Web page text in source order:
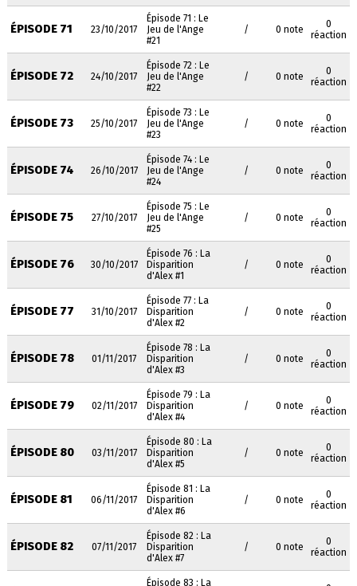
ÉPISODE 71 23/10/2017
Épisode 71 : Le
Jeu de l'Ange
#21
/ 0 note
0
réaction
ÉPISODE 72 24/10/2017
Épisode 72 : Le
Jeu de l'Ange
#22
/ 0 note
0
réaction
ÉPISODE 73 25/10/2017
Épisode 73 : Le
Jeu de l'Ange
#23
/ 0 note
0
réaction
ÉPISODE 74 26/10/2017
Épisode 74 : Le
Jeu de l'Ange
#24
/ 0 note
0
réaction
ÉPISODE 75 27/10/2017
Épisode 75 : Le
Jeu de l'Ange
#25
/ 0 note
0
réaction
ÉPISODE 76 30/10/2017
Épisode 76 : La
Disparition
d'Alex #1
/ 0 note
0
réaction
ÉPISODE 77 31/10/2017
Épisode 77 : La
Disparition
d'Alex #2
/ 0 note
0
réaction
ÉPISODE 78 01/11/2017
Épisode 78 : La
Disparition
d'Alex #3
/ 0 note
0
réaction
ÉPISODE 79 02/11/2017
Épisode 79 : La
Disparition
d'Alex #4
/ 0 note
0
réaction
ÉPISODE 80 03/11/2017
Épisode 80 : La
Disparition
d'Alex #5
/ 0 note
0
réaction
ÉPISODE 81 06/11/2017
Épisode 81 : La
Disparition
d'Alex #6
/ 0 note
0
réaction
ÉPISODE 82 07/11/2017
Épisode 82 : La
Disparition
d'Alex #7
/ 0 note
0
réaction
Épisode 83 : La